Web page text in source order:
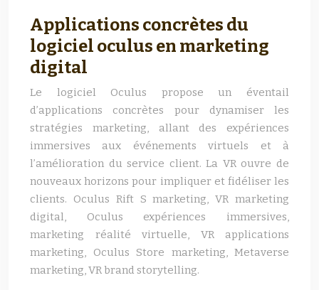
Applications concrètes du
logiciel oculus en marketing
digital
Le logiciel Oculus propose un éventail
d’applications concrètes pour dynamiser les
stratégies marketing, allant des expériences
immersives aux événements virtuels et à
l’amélioration du service client. La VR ouvre de
nouveaux horizons pour impliquer et fidéliser les
clients. Oculus Rift S marketing, VR marketing
digital, Oculus expériences immersives,
marketing réalité virtuelle, VR applications
marketing, Oculus Store marketing, Metaverse
marketing, VR brand storytelling.